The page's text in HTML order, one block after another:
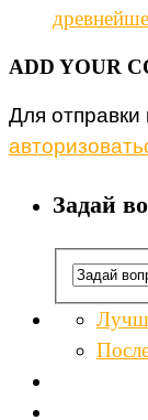
ADD YOUR
Для
Задай